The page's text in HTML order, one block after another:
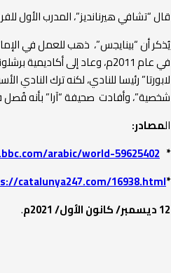
قال “تشافي هيرنانديز”، المدرب الأول
يُذكر أن “بينايجس”، ذهب للعمل في
في عام 2011م، وعاد إلى
لابورتا” رئيسا للنادي، لكنه ترك
شخصية”، وأفادت صحيفة “آرا” بأنه فُصل
المصادر:
*
arabic/world-59625402
*
catalunya247.com/16938.html/
12 ديسمبر/ كانون الأول/ 2021م
.